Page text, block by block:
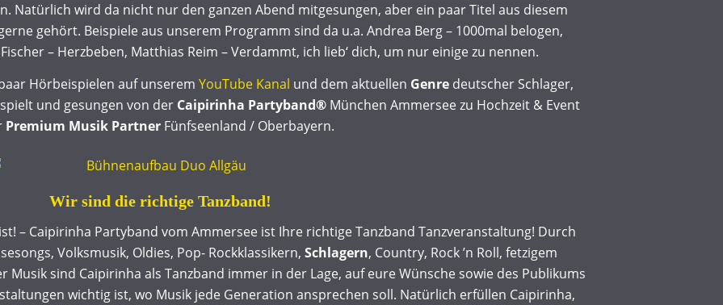
Natürlich wird da nicht nur den ganzen Abend mitgesungen, aber ein paar Titel aus diesem
gehört. Beispiele aus unserem Programm sind da u.a. Andrea Berg – 1000mal belogen,
– Herzbeben, Matthias Reim – Verdammt, ich lieb‘ dich, um nur einige zu nennen.
Hörbeispielen auf unserem YouTube Kanal und dem aktuellen Genre deutscher Schlager,
und gesungen von der Caipirinha Partyband®München Ammersee zu Hochzeit & Event
Premium Musik Partner Fünfseenland / Oberbayern.
Wir sind die richtige Tanzband!
– Caipirinha Partyband vom Ammersee ist Ihre richtige Tanzband Tanzveranstaltung! Durch
Volksmusik, Oldies, Pop- Rockklassikern, Schlagern, Country, Rock ’n Roll, fetzigem
sind Caipirinha als Tanzband immer in der Lage, auf eure Wünsche sowie des Publikums
wichtig ist, wo Musik jede Generation ansprechen soll. Natürlich erfüllen Caipirinha,